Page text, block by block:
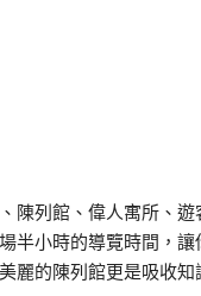
陳列館、偉人寓所、
半小時的導覽時間，讓
麗的陳列館更是吸收知